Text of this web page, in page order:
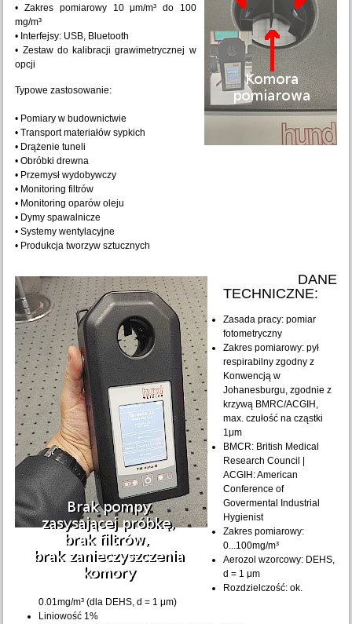
• Zakres pomiarowy 10 μm/m³ do 100
mg/m³
• Interfejsy: USB, Bluetooth
• Zestaw do kalibracji grawimetrycznej w
opcji
Typowe zastosowanie:
• Pomiary w budownictwie
• Transport materiałów sypkich
• Drążenie tuneli
• Obróbki drewna
• Przemysł wydobywczy
• Monitoring filtrów
• Monitoring oparów oleju
• Dymy spawalnicze
• Systemy wentylacyjne
• Produkcja tworzyw sztucznych
DANE
TECHNICZNE:
Zasada pracy: pomiar
fotometryczny
Zakres pomiarowy: pył
respirabilny zgodny z
Konwencją w
Johanesburgu, zgodnie z
krzywą BMRC/ACGIH,
max. czułość na cząstki
1μm
BMCR: British Medical
Research Council |
ACGIH: American
Conference of
Govermental Industrial
Hygienist
Zakres pomiarowy:
0...100mg/m³
Aerozol wzorcowy: DEHS,
d = 1 μm
Rozdzielczość: ok.
0.01mg/m³ (dla DEHS, d = 1 μm)
Liniowość 1%